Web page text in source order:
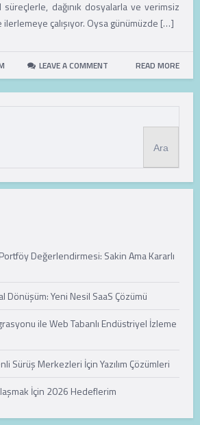
dağınık dosyalarla ve verimsiz
çalışıyor. Oysa günümüzde […]
LEAVE A COMMENT READ MORE
Ara
Değerlendirmesi: Sakin Ama Kararlı
Dönüşüm: Yeni Nesil SaaS Çözümü
ile Web Tabanlı Endüstriyel İzleme
Sürüş Merkezleri İçin Yazılım Çözümleri
İçin 2026 Hedeflerim